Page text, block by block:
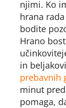
njimi. Ko
hrana
bodite
Hrano
in
prebavnih
minut
pomaga,